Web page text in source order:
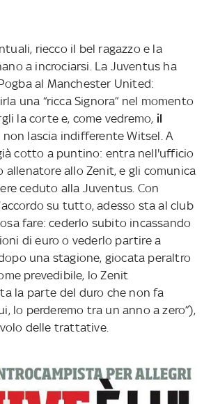
riecco il bel ragazzo e la
a incrociarsi. La Juventus ha
al Manchester United:
una “ricca Signora” nel momento
la corte e, come vedremo, il
non lascia indifferente Witsel. A
cotto a puntino: entra nell'ufficio
allenatore allo Zenit, e gli comunica
ceduto alla Juventus. Con
su tutto, adesso sta al club
fare: cederlo subito incassando
di euro o vederlo partire a
una stagione, giocata peraltro
prevedibile, lo Zenit
la parte del duro che non fa
lo perderemo tra un anno a zero”),
delle trattative.